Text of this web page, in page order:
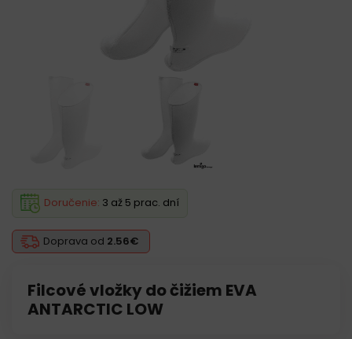
Filcové vložky do čižiem EVA
ANTARCTIC LOW
Doprava od 2.56€
Doručenie: 3 až 5 prac. dní